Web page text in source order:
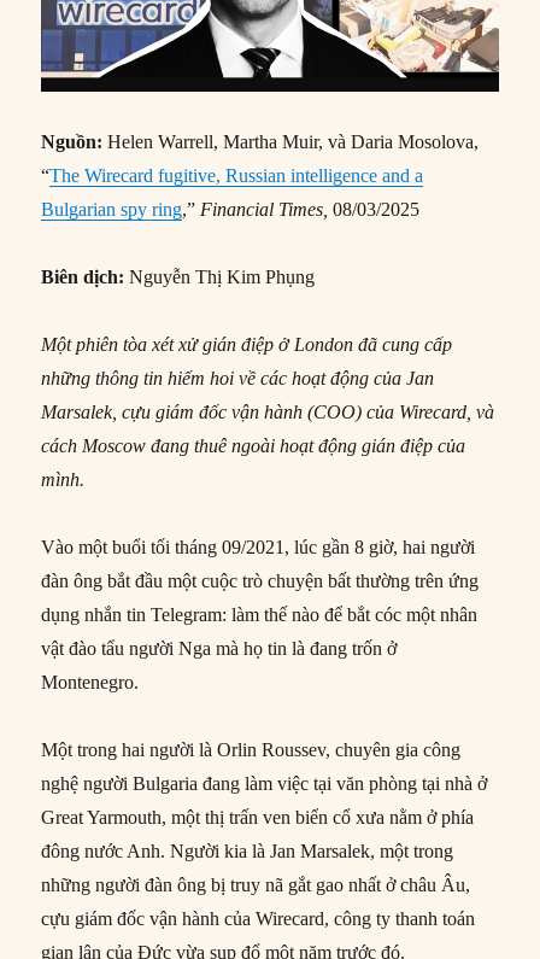
Nguồn: Helen Warrell, Martha Muir, và Daria Mosolova,
“The Wirecard fugitive, Russian intelligence and a
Bulgarian spy ring,” Financial Times, 08/03/2025
Biên dịch: Nguyễn Thị Kim Phụng
Một phiên tòa xét xử gián điệp ở London đã cung cấp
những thông tin hiếm hoi về các hoạt động của Jan
Marsalek, cựu giám đốc vận hành (COO) của Wirecard, và
cách Moscow đang thuê ngoài hoạt động gián điệp của
mình.
Vào một buổi tối tháng 09/2021, lúc gần 8 giờ, hai người
đàn ông bắt đầu một cuộc trò chuyện bất thường trên ứng
dụng nhắn tin Telegram: làm thế nào để bắt cóc một nhân
vật đào tẩu người Nga mà họ tin là đang trốn ở
Montenegro.
Một trong hai người là Orlin Roussev, chuyên gia công
nghệ người Bulgaria đang làm việc tại văn phòng tại nhà ở
Great Yarmouth, một thị trấn ven biển cổ xưa nằm ở phía
đông nước Anh. Người kia là Jan Marsalek, một trong
những người đàn ông bị truy nã gắt gao nhất ở châu Âu,
cựu giám đốc vận hành của Wirecard, công ty thanh toán
gian lận của Đức vừa sụp đổ một năm trước đó.